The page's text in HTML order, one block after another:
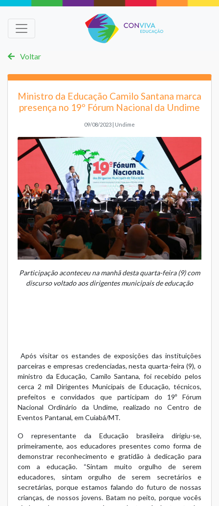
Voltar
Ministro da Educação Camilo Santana marca
presença no 19º Fórum Nacional da Undime
09/08/2023 | Undime
Participação aconteceu na manhã desta quarta-feira (9) com
discurso voltado aos dirigentes municipais de educação
Após visitar os estandes de exposições das instituições
parceiras e empresas credenciadas, nesta quarta-feira (9), o
ministro da Educação, Camilo Santana, foi recebido pelos
cerca 2 mil Dirigentes Municipais de Educação, técnicos,
prefeitos e convidados que participam do 19º Fórum
Nacional Ordinário da Undime, realizado no Centro de
Eventos Pantanal, em Cuiabá/MT.
O representante da Educação brasileira dirigiu-se,
primeiramente, aos educadores presentes como forma de
demonstrar reconhecimento e gratidão à dedicação para
com a educação. “Sintam muito orgulho de serem
educadores, sintam orgulho de serem secretários e
secretárias, porque estamos falando do futuro de nossas
crianças, de nossos jovens. Batam no peito, porque vocês